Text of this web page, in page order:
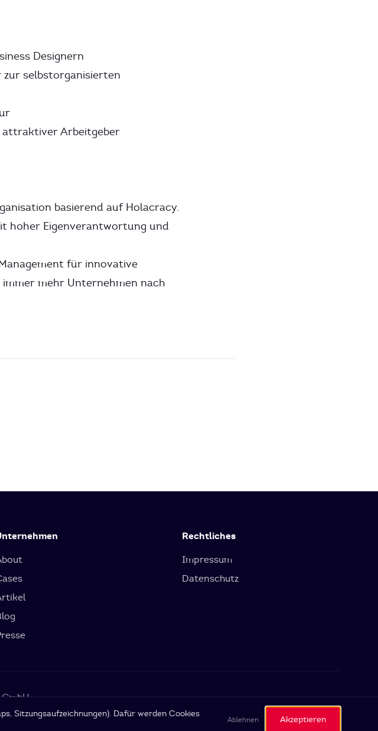
Designern
zur selbstorganisierten
attraktiver Arbeitgeber
basierend auf Holacracy.
hoher Eigenverantwortung und
für innovative
mehr Unternehmen nach
Rechtliches
Impressum
Datenschutz
Sitzungsaufzeichnungen). Dafür werden Cookies
Ablehnen Akzeptieren